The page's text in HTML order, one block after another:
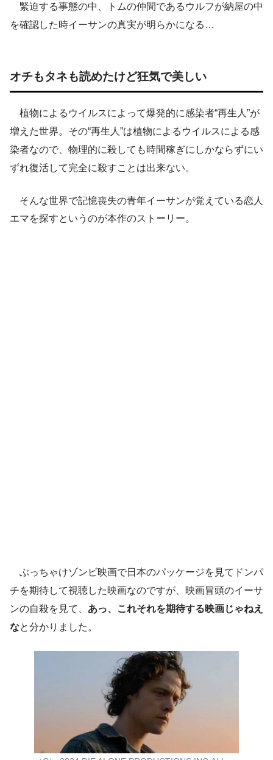
緊迫する事態の中、トムの仲間であるウルフが納屋の中
を確認した時イーサンの真実が明らかになる…
オチもタネも読めたけど狂気で美しい
植物によるウイルスによって爆発的に感染者“再生人”が
増えた世界。その“再生人”は植物によるウイルスによる感
染者なので、物理的に殺しても時間稼ぎにしかならずにい
ずれ復活して完全に殺すことは出来ない。
そんな世界で記憶喪失の青年イーサンが覚えている恋人
エマを探すというのが本作のストーリー。
ぶっちゃけゾンビ映画で日本のパッケージを見てドンパ
チを期待して視聴した映画なのですが、映画冒頭のイーサ
ンの自殺を見て、 あっ、これそれを期待する映画じゃねえ
なと分かりました。